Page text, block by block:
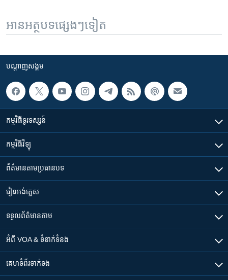
អានអត្ថបទផ្សេងៗទៀត
បណ្តាញ​សង្គម
កម្មវិធី​ទូរទស្សន៍
កម្មវិធី​វិទ្យុ
ព័ត៌មាន​តាមប្រធានបទ​
រៀន​​អង់គ្លេស
ទទួល​ព័ត៌មាន​តាម
អំពី​ VOA & ទំនាក់ទំនង
គេហទំព័រ​​ទាក់ទង